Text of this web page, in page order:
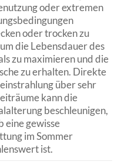
oder extremen
oder trocken zu
die Lebensdauer des
zu maximieren und die
zu erhalten. Direkte
über sehr
kann die
beschleunigen,
eine gewisse
im Sommer
ist.